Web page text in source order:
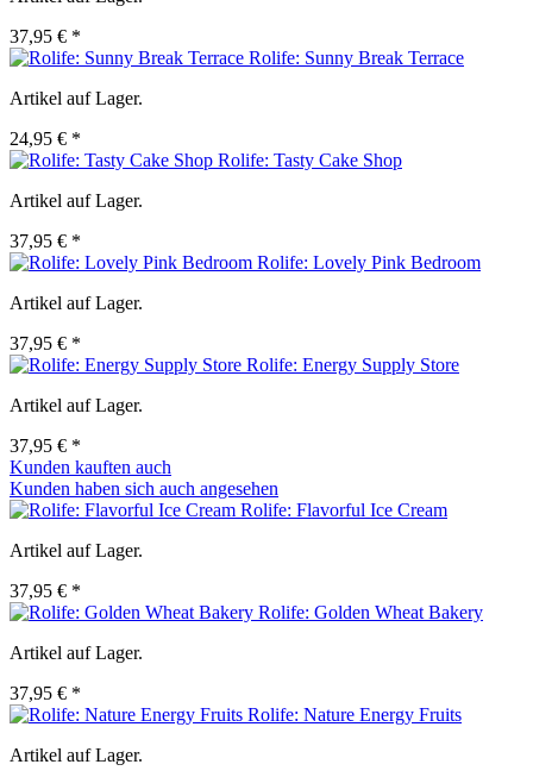
37,95 € *
Rolife: Sunny Break Terrace
Artikel auf Lager.
24,95 € *
Rolife: Tasty Cake Shop
Artikel auf Lager.
37,95 € *
Rolife: Lovely Pink Bedroom
Artikel auf Lager.
37,95 € *
Rolife: Energy Supply Store
Artikel auf Lager.
37,95 € *
Kunden kauften auch
Kunden haben sich auch angesehen
Rolife: Flavorful Ice Cream
Artikel auf Lager.
37,95 € *
Rolife: Golden Wheat Bakery
Artikel auf Lager.
37,95 € *
Rolife: Nature Energy Fruits
Artikel auf Lager.